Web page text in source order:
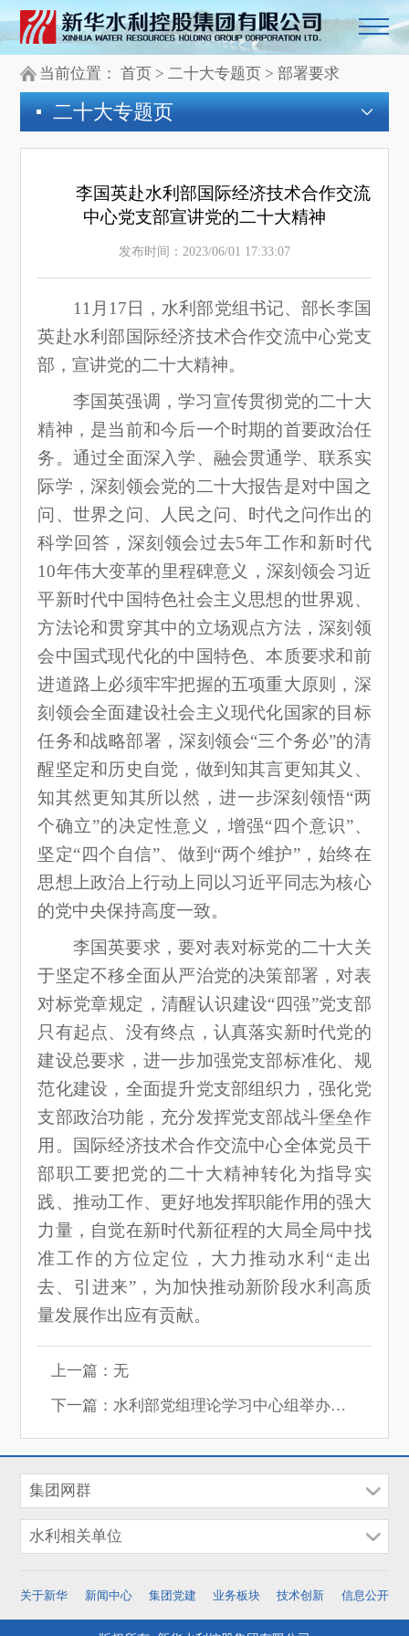
当前位置： 首页 > 二十大专题页 >部署要求
二十大专题页
中心党支部宣讲党的二十大精神
发布时间：2023/06/01 17:33:07
11月17日，水利部党组书记、部长李国
英赴水利部国际经济技术合作交流中心党支
部，宣讲党的二十大精神。
李国英强调，学习宣传贯彻党的二十大
精神，是当前和今后一个时期的首要政治任
务。通过全面深入学、融会贯通学、联系实
际学，深刻领会党的二十大报告是对中国之
问、世界之问、人民之问、时代之问作出的
科学回答，深刻领会过去5年工作和新时代
10年伟大变革的里程碑意义，深刻领会习近
平新时代中国特色社会主义思想的世界观、
方法论和贯穿其中的立场观点方法，深刻领
会中国式现代化的中国特色、本质要求和前
进道路上必须牢牢把握的五项重大原则，深
刻领会全面建设社会主义现代化国家的目标
任务和战略部署，深刻领会“三个务必”的清
醒坚定和历史自觉，做到知其言更知其义、
知其然更知其所以然，进一步深刻领悟“两
个确立”的决定性意义，增强“四个意识”、
坚定“四个自信”、做到“两个维护”，始终在
思想上政治上行动上同以习近平同志为核心
的党中央保持高度一致。
李国英要求，要对表对标党的二十大关
于坚定不移全面从严治党的决策部署，对表
对标党章规定，清醒认识建设“四强”党支部
只有起点、没有终点，认真落实新时代党的
建设总要求，进一步加强党支部标准化、规
范化建设，全面提升党支部组织力，强化党
支部政治功能，充分发挥党支部战斗堡垒作
用。国际经济技术合作交流中心全体党员干
部职工要把党的二十大精神转化为指导实
践、推动工作、更好地发挥职能作用的强大
力量，自觉在新时代新征程的大局全局中找
准工作的方位定位，大力推动水利“走出
去、引进来”，为加快推动新阶段水利高质
量发展作出应有贡献。
上一篇：无
下一篇：水利部党组理论学习中心组举办学习贯彻党的二十大精神专题读书班
集团网群
水利相关单位
关于新华 新闻中心 集团党建 业务板块 技术创新 信息公开